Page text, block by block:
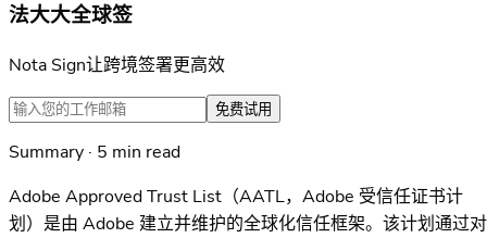
法大大全球签
Nota Sign让跨境签署更高效
免费试用
Summary · 5 min read
Adobe Approved Trust List（AATL，Adobe 受信任证书计
划）是由 Adobe 建立并维护的全球化信任框架。该计划通过对